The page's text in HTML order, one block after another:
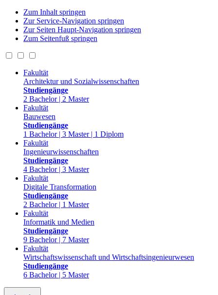
Zum Inhalt springen
Zur Service-Navigation springen
Zur Seiten Haupt-Navigation springen
Zum Seitenfuß springen
Fakultät
Architektur und Sozialwissenschaften
Studiengänge
2 Bachelor | 2 Master
Fakultät
Bauwesen
Studiengänge
1 Bachelor | 3 Master | 1 Diplom
Fakultät
Ingenieurwissenschaften
Studiengänge
4 Bachelor | 3 Master
Fakultät
Digitale Transformation
Studiengänge
2 Bachelor | 1 Master
Fakultät
Informatik und Medien
Studiengänge
9 Bachelor | 7 Master
Fakultät
Wirtschaftswissenschaft und Wirtschaftsingenieurwesen
Studiengänge
6 Bachelor | 5 Master